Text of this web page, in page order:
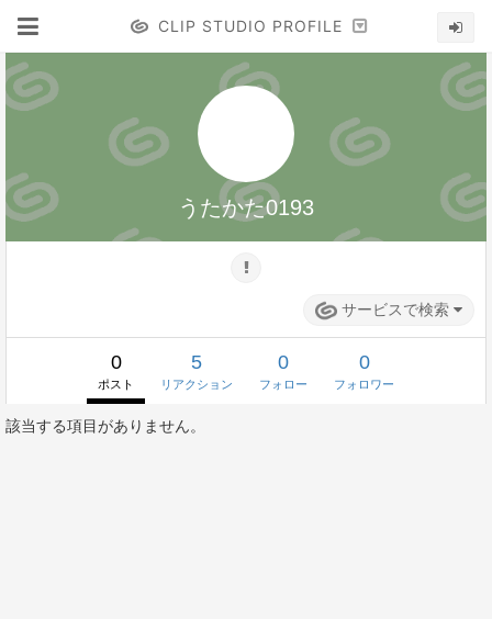
CLIP STUDIO PROFILE
うたかた0193
サービスで検索
0
ポスト
5
リアクション
0
フォロー
0
フォロワー
該当する項目がありません。